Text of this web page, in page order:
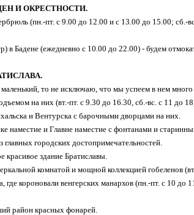
И ОКРЕСТНОСТИ.
(пн.-пт. с 9.00 до 12.00 и с 13.00 до 15.00; сб.-
в Бадене (ежедневно с 10.00 до 22.00) - будем
то не исключаю, что мы успеем в нем много
на них (вт.-пт. с 9.30 до 16.30, сб.-вс. с 11 до
и Вентурска с барочными дворцами на них.
наместие и Главне наместие с фонтанами и
главных городских достопримечательностей.
здание Братиславы.
комнатой и мощной коллекцией гобеленов
где короновали венгерских манархов (пн.-пт. с 10
район красных фонарей.